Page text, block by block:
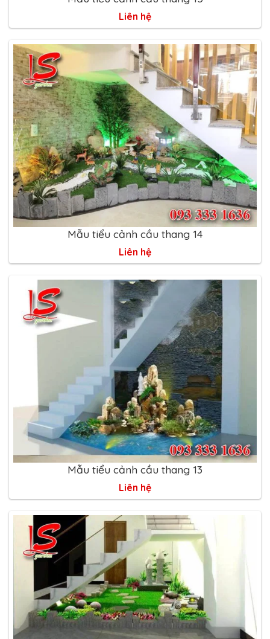
Liên hệ
Mẫu tiểu cảnh cầu thang 14
Liên hệ
Mẫu tiểu cảnh cầu thang 13
Liên hệ